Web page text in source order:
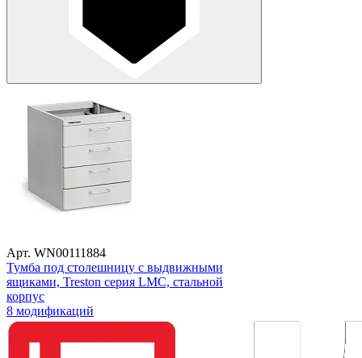
Арт. WN00111884
Тумба под столешницу с выдвижными
ящиками, Treston серия LMC, стальной
корпус
8 модификаций